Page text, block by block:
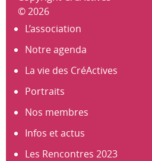
© 2026
L’association
Notre agenda
La vie des CréActives
Portraits
Nos membres
Infos et actus
Les Rencontres 2023